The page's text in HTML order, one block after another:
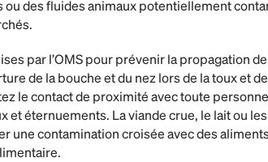
des fluides animaux potentiellement
par l’OMS pour prévenir la propagation
de la bouche et du nez lors de la toux et
le contact de proximité avec toute
et éternuements. La viande crue, le lait ou
une contamination croisée avec des